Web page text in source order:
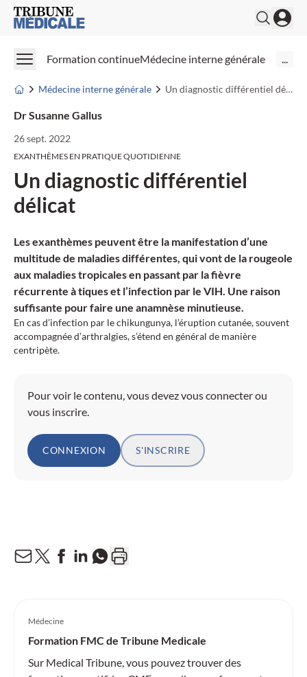
Medical Tribune
Formation continueMédecine interne générale ...
Médecine interne générale Un diagnostic différentiel délicat
Dr Susanne Gallus
26 sept. 2022
EXANTHÈMES EN PRATIQUE QUOTIDIENNE
Un diagnostic différentiel
délicat
Les exanthèmes peuvent être la manifestation d’une
multitude de maladies différentes, qui vont de la rougeole
aux maladies tropicales en passant par la fièvre
récurrente à tiques et l’infection par le VIH. Une raison
suffisante pour faire une anamnèse minutieuse.
En cas d’infection par le chikungunya, l’éruption cutanée, souvent
accompagnée d’arthralgies, s’étend en général de manière
centripète.
Pour voir le contenu, vous devez vous connecter ou
vous inscrire.
CONNEXION S'INSCRIRE
Médecine
Formation FMC de Tribune Medicale
Sur Medical Tribune, vous pouvez trouver des